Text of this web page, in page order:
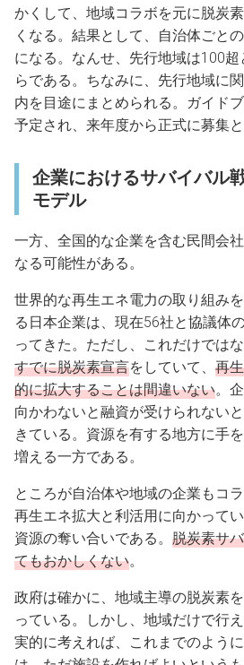
かくして、地域コラボを元に脱炭
くなる。結果として、自治体ごと
になる。なんせ、先行地域は100
らである。ちなみに、先行地域に
内を目途にまとめられる。ガイド
予定され、来年度から正式に募集と
企業におけるサバイバル
モデル
一方、全国的な企業を含む民間会
なる可能性がある。
世界的な再生エネ電力の取り組み
る日本企業は、現在56社と協議体
ってきた。ただし、これだけではな
すでに脱炭素宣言をしていて、 再
的に拡大することは間違いない。
向かわないと融資が受けられない
きている。資源を有する地方に手
増える一方である。
ところが自治体や地域の企業もコ
再生エネ拡大と利活用に向かって
資源の奪い合いである。 脱炭素サ
てもおかしくない。
政府は確かに、地域主導の脱炭素
っている。しかし、地域だけで行
実的に考えれば、これまでのよう